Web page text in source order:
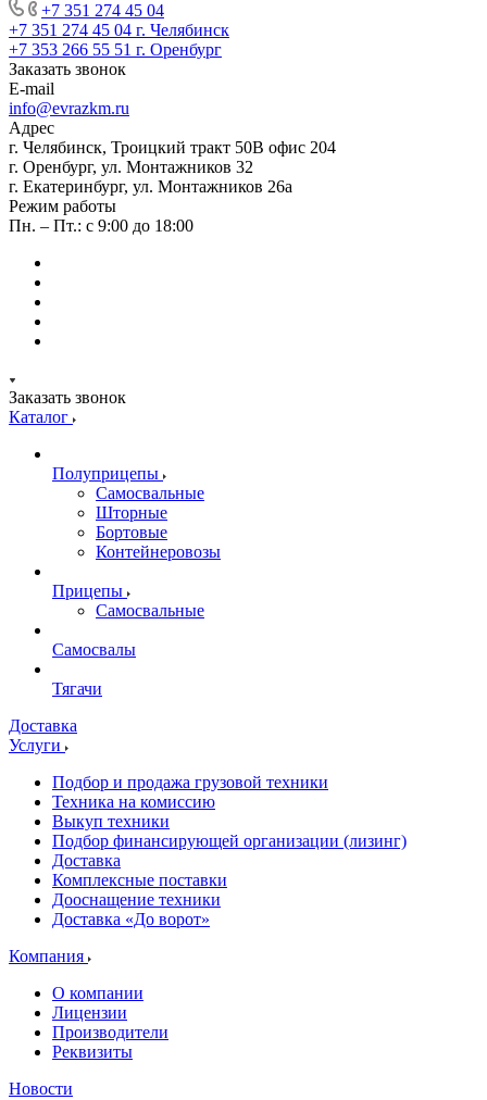
+7 351 274 45 04
+7 351 274 45 04 г. Челябинск
+7 353 266 55 51 г. Оренбург
Заказать звонок
E-mail
info@evrazkm.ru
Адрес
г. Челябинск, Троицкий тракт 50В офис 204
г. Оренбург, ул. Монтажников 32
г. Екатеринбург, ул. Монтажников 26а
Режим работы
Пн. – Пт.: с 9:00 до 18:00
Заказать звонок
Каталог
Полуприцепы
Самосвальные
Шторные
Бортовые
Контейнеровозы
Прицепы
Самосвальные
Самосвалы
Тягачи
Доставка
Услуги
Подбор и продажа грузовой техники
Техника на комиссию
Выкуп техники
Подбор финансирующей организации (лизинг)
Доставка
Комплексные поставки
Дооснащение техники
Доставка «До ворот»
Компания
О компании
Лицензии
Производители
Реквизиты
Новости